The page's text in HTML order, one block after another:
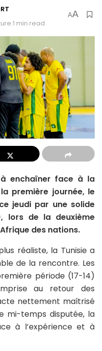
min read
AA
à enchaîner face à la
première journée, le
jeudi par une solide
lors de la deuxième
des nations.
réaliste, la Tunisie a
de la rencontre. Les
période (17-14)
au retour des
nettement maîtrisé
mi-temps disputée, la
à l’expérience et à